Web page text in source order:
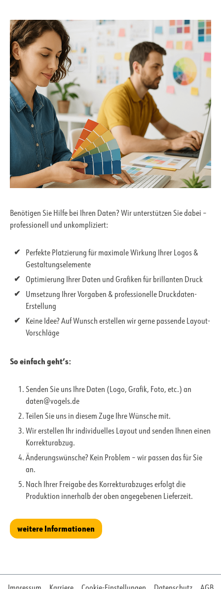
Benötigen Sie Hilfe bei Ihren Daten? Wir unterstützen Sie dabei –
professionell und unkompliziert:
Perfekte Platzierung für maximale Wirkung Ihrer Logos &
Gestaltungselemente
Optimierung Ihrer Daten und Grafiken für brillanten Druck
Umsetzung Ihrer Vorgaben & professionelle Druckdaten-
Erstellung
Keine Idee? Auf Wunsch erstellen wir gerne passende Layout-
Vorschläge
So einfach geht’s:
Senden Sie uns Ihre Daten (Logo, Grafik, Foto, etc.) an
daten@vogels.de
Teilen Sie uns in diesem Zuge Ihre Wünsche mit.
Wir erstellen Ihr individuelles Layout und senden Ihnen einen
Korrekturabzug.
Änderungswünsche? Kein Problem – wir passen das für Sie
an.
Nach Ihrer Freigabe des Korrekturabzuges erfolgt die
Produktion innerhalb der oben angegebenen Lieferzeit.
weitere Informationen